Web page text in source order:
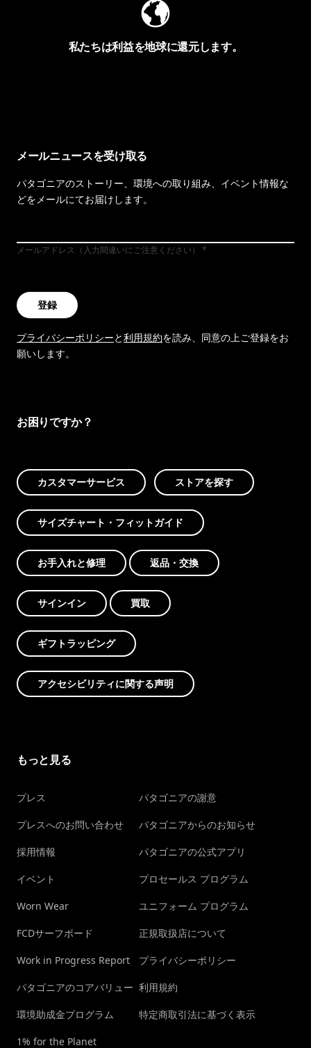
私たちは利益を地球に還元します。
メールニュースを受け取る
パタゴニアのストーリー、環境への取り組み、イベント情報な
どをメールにてお届けします。
メールアドレス（入力間違いにご注意ください）
登録
プライバシーポリシーと利用規約を読み、同意の上ご登録をお
願いします。
お困りですか？
カスタマーサービス ストアを探す
サイズチャート・フィットガイド
お手入れと修理 返品・交換
サインイン 買取
ギフトラッピング
アクセシビリティに関する声明
もっと見る
プレス
プレスへのお問い合わせ
採用情報
イベント
Worn Wear
FCDサーフボード
Work in Progress Report
パタゴニアのコアバリュー
環境助成金プログラム
1% for the Planet
パタゴニアの謝意
パタゴニアからのお知らせ
パタゴニアの公式アプリ
プロセールス プログラム
ユニフォーム プログラム
正規取扱店について
プライバシーポリシー
利用規約
特定商取引法に基づく表示